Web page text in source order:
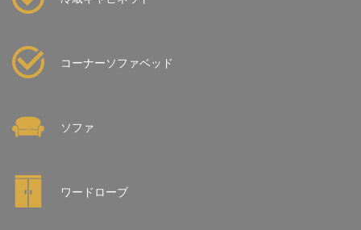
コーナーソファベッド
ソファ
ワードローブ